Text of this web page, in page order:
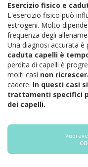
Esercizio fisico e
L'esercizio fisico può
estrogeni. Molto
frequenza degli
Una diagnosi accurata è
caduta capelli è
perdita di capelli è
molti casi non
cadere. In questi casi
trattamenti specifici
dei capelli.
Vuoi